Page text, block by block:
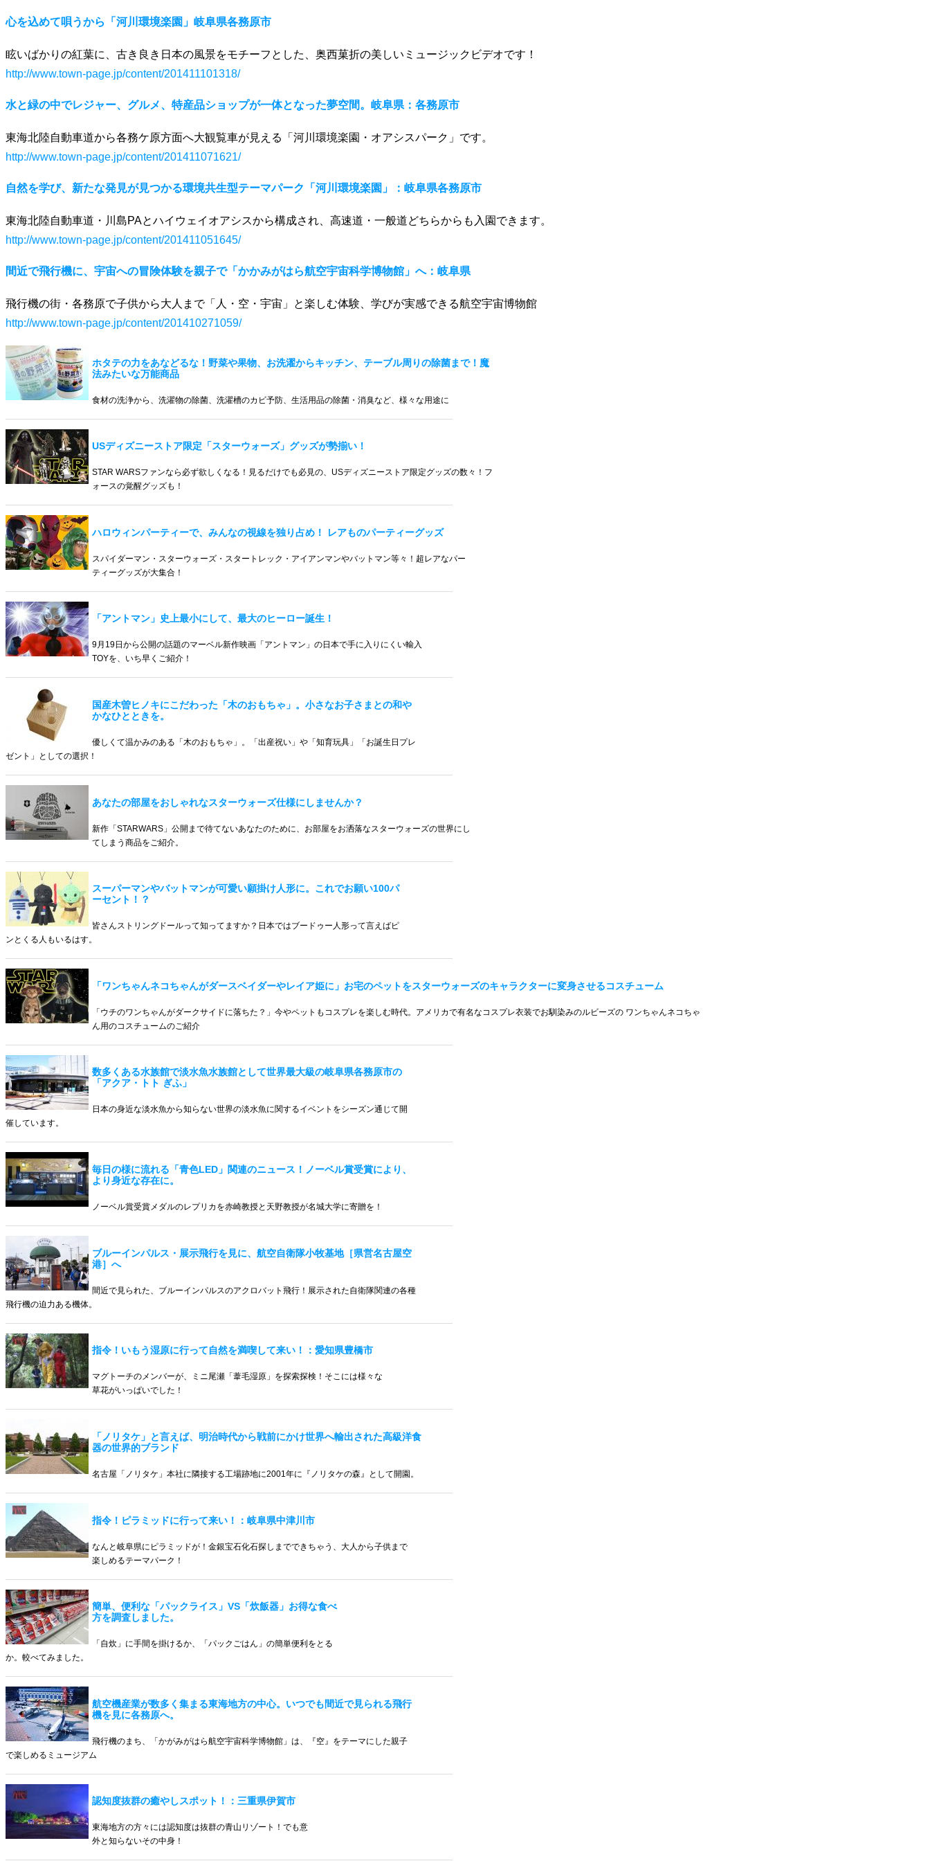
心を込めて唄うから「河川環境楽園」岐阜県各務原市
眩いばかりの紅葉に、古き良き日本の風景をモチーフとした、奥西菓折の美しいミュージックビデオです！
http://www.town-page.jp/content/201411101318/
水と緑の中でレジャー、グルメ、特産品ショップが一体となった夢空間。岐阜県：各務原市
東海北陸自動車道から各務ケ原方面へ大観覧車が見える「河川環境楽園・オアシスパーク」です。
http://www.town-page.jp/content/201411071621/
自然を学び、新たな発見が見つかる環境共生型テーマパーク「河川環境楽園」：岐阜県各務原市
東海北陸自動車道・川島PAとハイウェイオアシスから構成され、高速道・一般道どちらからも入園できます。
http://www.town-page.jp/content/201411051645/
間近で飛行機に、宇宙への冒険体験を親子で「かかみがはら航空宇宙科学博物館」へ：岐阜県
飛行機の街・各務原で子供から大人まで「人・空・宇宙」と楽しむ体験、学びが実感できる航空宇宙博物館
http://www.town-page.jp/content/201410271059/
ホタテの力をあなどるな！野菜や果物、お洗濯からキッチン、テーブル周りの除菌まで！魔
法みたいな万能商品
食材の洗浄から、洗濯物の除菌、洗濯槽のカビ予防、生活用品の除菌・消臭など、様々な用途に
USディズニーストア限定「スターウォーズ」グッズが勢揃い！
STAR WARSファンなら必ず欲しくなる！見るだけでも必見の、USディズニーストア限定グッズの数々！フ
ォースの覚醒グッズも！
ハロウィンパーティーで、みんなの視線を独り占め！ レアものパーティーグッズ
スパイダーマン・スターウォーズ・スタートレック・アイアンマンやバットマン等々！超レアなパー
ティーグッズが大集合！
「アントマン」史上最小にして、最大のヒーロー誕生！
9月19日から公開の話題のマーベル新作映画「アントマン」の日本で手に入りにくい輸入
TOYを、いち早くご紹介！
国産木曽ヒノキにこだわった「木のおもちゃ」。小さなお子さまとの和や
かなひとときを。
優しくて温かみのある「木のおもちゃ」。「出産祝い」や「知育玩具」「お誕生日プレ
ゼント」としての選択！
あなたの部屋をおしゃれなスターウォーズ仕様にしませんか？
新作「STARWARS」公開まで待てないあなたのために、お部屋をお洒落なスターウォーズの世界にし
てしまう商品をご紹介。
スーパーマンやバットマンが可愛い願掛け人形に。これでお願い100パ
ーセント！？
皆さんストリングドールって知ってますか？日本ではブードゥー人形って言えばピ
ンとくる人もいるはす。
「ワンちゃんネコちゃんがダースベイダーやレイア姫に」お宅のペットをスターウォーズのキャラクターに変身させるコスチューム
「ウチのワンちゃんがダークサイドに落ちた？」今やペットもコスプレを楽しむ時代。アメリカで有名なコスプレ衣装でお馴染みのルビーズの ワンちゃんネコちゃ
ん用のコスチュームのご紹介
数多くある水族館で淡水魚水族館として世界最大級の岐阜県各務原市の
「アクア・トト ぎふ」
日本の身近な淡水魚から知らない世界の淡水魚に関するイベントをシーズン通じて開
催しています。
毎日の様に流れる「青色LED」関連のニュース！ノーベル賞受賞により、
より身近な存在に。
ノーベル賞受賞メダルのレプリカを赤崎教授と天野教授が名城大学に寄贈を！
ブルーインパルス・展示飛行を見に、航空自衛隊小牧基地［県営名古屋空
港］へ
間近で見られた、ブルーインパルスのアクロバット飛行！展示された自衛隊関連の各種
飛行機の迫力ある機体。
指令！いもう湿原に行って自然を満喫して来い！：愛知県豊橋市
マグトーチのメンバーが、ミニ尾瀬「葦毛湿原」を探索探検！そこには様々な
草花がいっぱいでした！
「ノリタケ」と言えば、明治時代から戦前にかけ世界へ輸出された高級洋食
器の世界的ブランド
名古屋「ノリタケ」本社に隣接する工場跡地に2001年に『ノリタケの森』として開園。
指令！ピラミッドに行って来い！：岐阜県中津川市
なんと岐阜県にピラミッドが！金銀宝石化石探しまでできちゃう、大人から子供まで
楽しめるテーマパーク！
簡単、便利な「パックライス」VS「炊飯器」お得な食べ
方を調査しました。
「自炊」に手間を掛けるか、「パックごはん」の簡単便利をとる
か。較べてみました。
航空機産業が数多く集まる東海地方の中心。いつでも間近で見られる飛行
機を見に各務原へ。
飛行機のまち、「かがみがはら航空宇宙科学博物館」は、『空』をテーマにした親子
で楽しめるミュージアム
認知度抜群の癒やしスポット！：三重県伊賀市
東海地方の方々には認知度は抜群の青山リゾート！でも意
外と知らないその中身！